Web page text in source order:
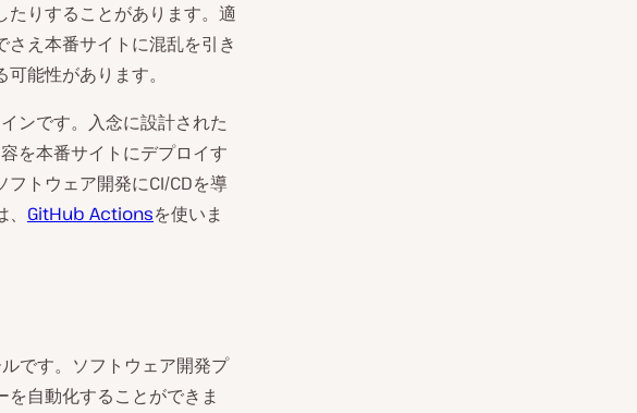
たりすることがあります。適
え本番サイトに混乱を引き
能性があります。
ンです。入念に設計された
を本番サイトにデプロイす
トウェア開発にCI/CDを導
GitHub Actionsを使いま
です。ソフトウェア開発プ
自動化することができま